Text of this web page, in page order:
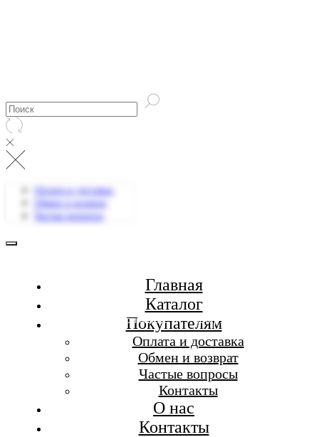
Бесплатная доставка при заказе от 7 000 р.
Оплата и доставка
Обмен и возврат
Частые вопросы
Главная
Каталог
Покупателям
Оплата и доставка
Обмен и возврат
Частые вопросы
Контакты
О нас
Контакты